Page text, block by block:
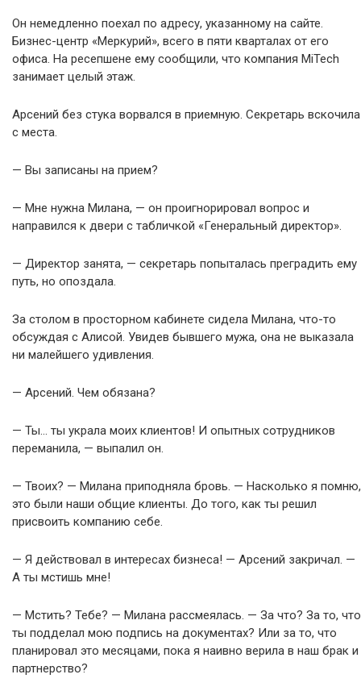
Он немедленно поехал по адресу, указанному на сайте.
Бизнес-центр «Меркурий», всего в пяти кварталах от его
офиса. На ресепшене ему сообщили, что компания MiTech
занимает целый этаж.
Арсений без стука ворвался в приемную. Секретарь вскочила
с места.
— Вы записаны на прием?
— Мне нужна Милана, — он проигнорировал вопрос и
направился к двери с табличкой «Генеральный директор».
— Директор занята, — секретарь попыталась преградить ему
путь, но опоздала.
За столом в просторном кабинете сидела Милана, что-то
обсуждая с Алисой. Увидев бывшего мужа, она не выказала
ни малейшего удивления.
— Арсений. Чем обязана?
— Ты… ты украла моих клиентов! И опытных сотрудников
переманила, — выпалил он.
— Твоих? — Милана приподняла бровь. — Насколько я помню,
это были наши общие клиенты. До того, как ты решил
присвоить компанию себе.
— Я действовал в интересах бизнеса! — Арсений закричал. —
А ты мстишь мне!
— Мстить? Тебе? — Милана рассмеялась. — За что? За то, что
ты подделал мою подпись на документах? Или за то, что
планировал это месяцами, пока я наивно верила в наш брак и
партнерство?